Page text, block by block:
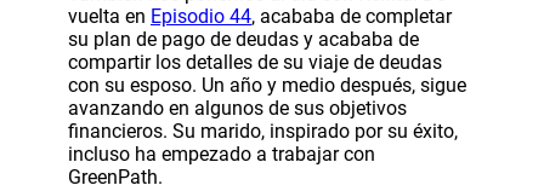
u
d
i
o
vuelta en Episodio 44, acababa de completar
su plan de pago de deudas y acababa de
compartir los detalles de su viaje de deudas
con su esposo. Un año y medio después, sigue
avanzando en algunos de sus objetivos
financieros. Su marido, inspirado por su éxito,
incluso ha empezado a trabajar con
GreenPath.